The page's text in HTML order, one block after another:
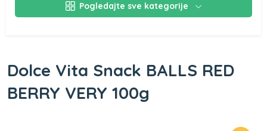
Pogledajte sve kategorije
Dolce Vita Snack BALLS RED
BERRY VERY 100g